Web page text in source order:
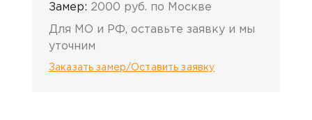
Замер: 2000 руб. по Москве
Для МО и РФ, оставьте заявку и мы
уточним
Заказать замер/Оставить заявку